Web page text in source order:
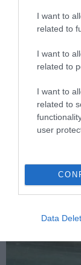
I want to
related to
I want to
related to
I want to
related to
user
Data
Τρίκαλα:
«βόλτες»
04.08.2026 | 08:30